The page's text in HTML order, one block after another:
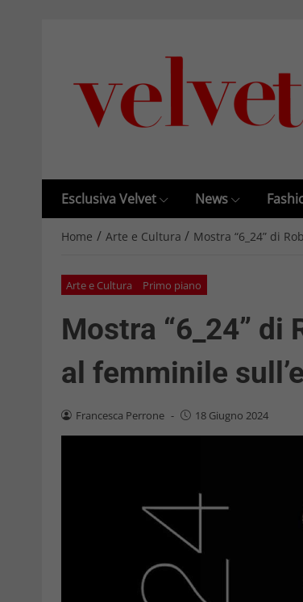
Esclusiva Velvet News
Home / Arte e Cultura / Mostra “6_24” di
Arte e Cultura Primo piano
Mostra “6_24”
al femminile
Francesca Perrone - 18 Giugno 2024